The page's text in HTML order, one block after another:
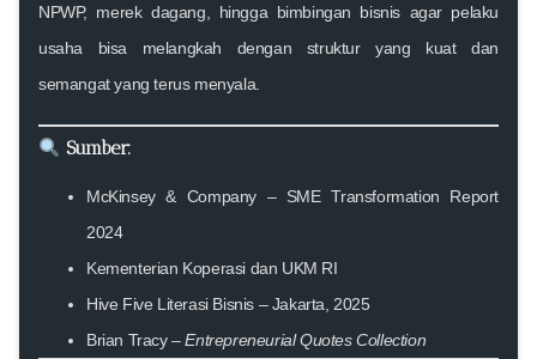
NPWP, merek dagang, hingga bimbingan bisnis agar pelaku
usaha bisa melangkah dengan struktur yang kuatdan
semangat yang terus menyala.
Sumber:
McKinsey & Company – SME Transformation Report
2024
Kementerian Koperasi dan UKM RI
Hive Five Literasi Bisnis – Jakarta, 2025
Brian Tracy –Entrepreneurial Quotes Collection